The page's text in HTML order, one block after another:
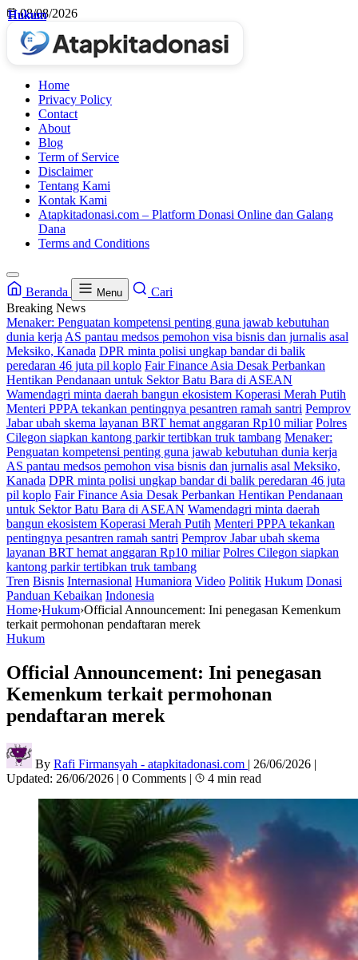
Skip
content
08/08/2026
Home
Privacy Policy
Contact
About
Blog
Term of Service
Disclaimer
Tentang Kami
Kontak Kami
Atapkitadonasi.com – Platform Donasi Online dan Galang
Dana
Terms and Conditions
Beranda Menu
Cari
Breaking News
Menaker: Penguatan kompetensi penting guna jawab kebutuhan
dunia kerja AS pantau medsos pemohon visa bisnis dan jurnalis asal
Meksiko, Kanada DPR minta polisi ungkap bandar di balik
peredaran 46 juta pil koplo Fair Finance Asia Desak Perbankan
Hentikan Pendanaan untuk Sektor Batu Bara di ASEAN
Wamendagri minta daerah bangun ekosistem Koperasi Merah Putih
Menteri PPPA tekankan pentingnya pesantren ramah santri Pemprov
Jabar ubah skema layanan BRT hemat anggaran Rp10 miliar Polres
Cilegon siapkan kantong parkir tertibkan truk tambang Menaker:
Penguatan kompetensi penting guna jawab kebutuhan dunia kerja
AS pantau medsos pemohon visa bisnis dan jurnalis asal Meksiko,
Kanada DPR minta polisi ungkap bandar di balik peredaran 46 juta
pil koplo Fair Finance Asia Desak Perbankan Hentikan Pendanaan
untuk Sektor Batu Bara di ASEAN Wamendagri minta daerah
bangun ekosistem Koperasi Merah Putih Menteri PPPA tekankan
pentingnya pesantren ramah santri Pemprov Jabar ubah skema
layanan BRT hemat anggaran Rp10 miliar Polres Cilegon siapkan
kantong parkir tertibkan truk tambang
Tren Bisnis Internasional Humaniora Video Politik Hukum Donasi
Panduan Kebaikan Indonesia
Home›Hukum›Official Announcement: Ini penegasan Kemenkum
terkait permohonan pendaftaran merek
Hukum
Official Announcement: Ini penegasan
Kemenkum terkait permohonan
pendaftaran merek
By Rafi Firmansyah - atapkitadonasi.com | 26/06/2026 |
Updated: 26/06/2026 | 0 Comments | 4 min read
Hukum
Hukum
Hukum
Hukum